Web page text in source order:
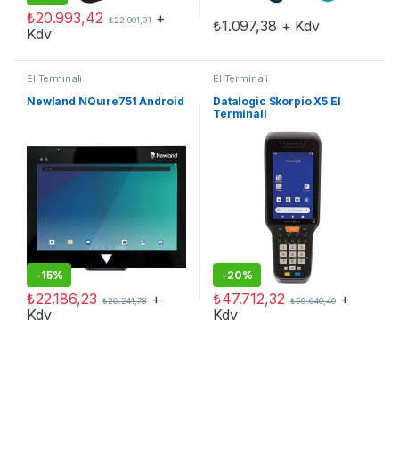
₺20.993,42 ₺22.901,91+
Kdv
₺1.097,38 + Kdv
El Terminali
Newland NQuıre751 Android
-15%
₺22.186,23 ₺26.241,78+
Kdv
El Terminali
Datalogic Skorpio X5 El
Terminali
-20%
₺47.712,32 ₺59.640,40+
Kdv